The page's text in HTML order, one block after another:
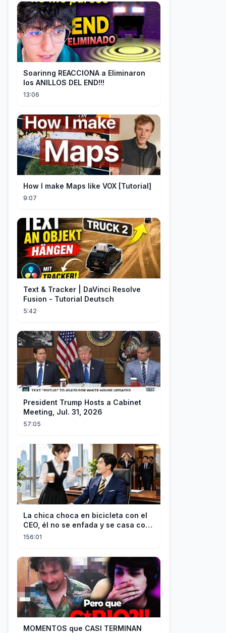
Soarinng REACCIONA a Eliminaron
los ANILLOS DEL END!!!
13:06
How I make Maps like VOX [Tutorial]
9:07
Text & Tracker | DaVinci Resolve
Fusion - Tutorial Deutsch
5:42
President Trump Hosts a Cabinet
Meeting, Jul. 31, 2026
57:05
La chica choca en bicicleta con el
CEO, él no se enfada y se casa con
ella enseguida!
156:01
MOMENTOS que CASI TERMINAN